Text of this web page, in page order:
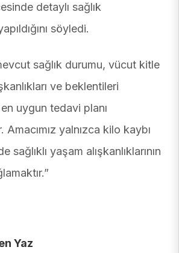
detaylı sağlık
söyledi.
sağlık durumu, vücut kitle
ve beklentileri
uygun tedavi planı
Amacımız yalnızca kilo kaybı
sağlıklı yaşam alışkanlıklarının
Yaz